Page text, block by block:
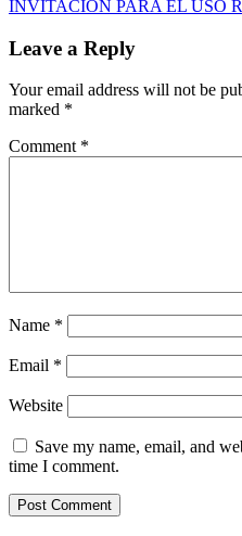
INVITACION PARA EL USO
Leave a Reply
Your email address will not be
marked *
Comment *
Name *
Email *
Website
Save my name, email, and
time I comment.